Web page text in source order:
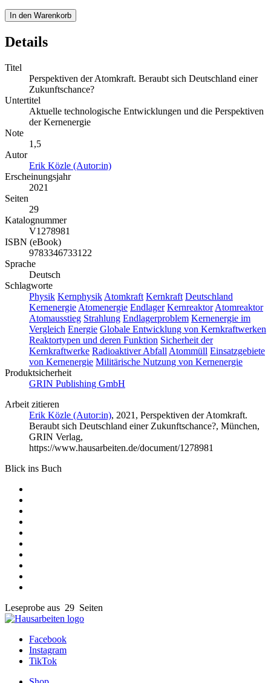
In den Warenkorb
Details
Titel
Perspektiven der Atomkraft. Beraubt sich Deutschland einer
Zukunftschance?
Untertitel
Aktuelle technologische Entwicklungen und die Perspektiven
der Kernenergie
Note
1,5
Autor
Erik Közle (Autor:in)
Erscheinungsjahr
2021
Seiten
29
Katalognummer
V1278981
ISBN (eBook)
9783346733122
Sprache
Deutsch
Schlagworte
Physik Kernphysik Atomkraft Kernkraft Deutschland
Kernenergie Atomenergie Endlager Kernreaktor Atomreaktor
Atomausstieg Strahlung Endlagerproblem Kernenergie im
Vergleich Energie Globale Entwicklung von Kernkraftwerken
Reaktortypen und deren Funktion Sicherheit der
Kernkraftwerke Radioaktiver Abfall Atommüll Einsatzgebiete
von Kernenergie Militärische Nutzung von Kernenergie
Produktsicherheit
GRIN Publishing GmbH
Arbeit zitieren
Erik Közle (Autor:in), 2021, Perspektiven der Atomkraft.
Beraubt sich Deutschland einer Zukunftschance?, München,
GRIN Verlag,
https://www.hausarbeiten.de/document/1278981
Blick ins Buch
Leseprobe aus 29 Seiten
Facebook
Instagram
TikTok